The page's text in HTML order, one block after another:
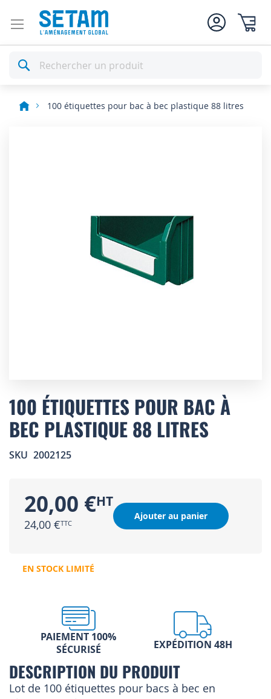
Rechercher
100 étiquettes pour bac à bec plastique 88 litres
to
the
beginning
of
images
100 ÉTIQUETTES POUR BAC À
BEC PLASTIQUE 88 LITRES
SKU 2002125
20,00 €
24,00 €
Ajouter au panier
EN STOCK LIMITÉ
PAIEMENT 100%
SÉCURISÉ
EXPÉDITION 48H
DESCRIPTION DU PRODUIT
Lot de 100 étiquettes pour bacs à bec en